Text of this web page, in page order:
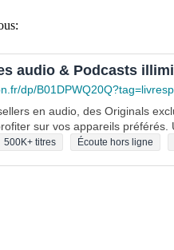
audio & Podcasts
dp/
en audio, des Originals
sur vos appareils préférés.
500K+ titres Écoute hors ligne